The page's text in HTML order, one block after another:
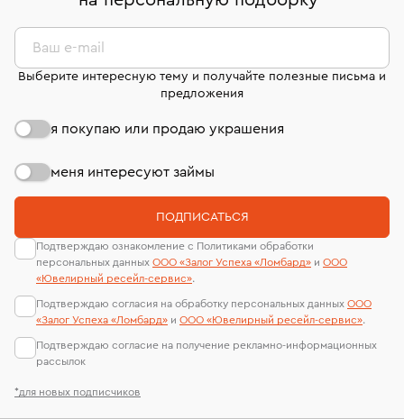
дней на возврат. Детальные условия возврата
комиссионных украшений и часов смотрите на
странице«Возврат украшений»
сертификаты МГУ и других геммологических
лабораторий
*для новых подписчиков
Ваш e-mail
Выберите интересную тему и получайте полезные письма и
предложения
я покупаю или продаю украшения
меня интересуют займы
ПОДПИСАТЬСЯ
Подтверждаю ознакомление с Политиками обработки
персональных данных ООО «Залог Успеха «Ломбард» и ООО
«Ювелирный ресейл-сервиc».
Подтверждаю согласия на обработку персональных данных ООО
«Залог Успеха «Ломбард» и ООО «Ювелирный ресейл-сервиc».
Подтверждаю согласие на получение рекламно-информационных
рассылок